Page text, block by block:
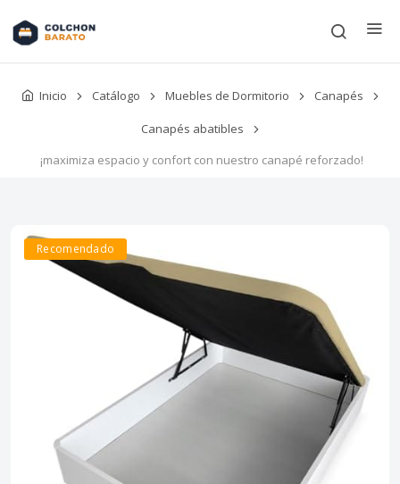
Inicio Catálogo Muebles de Dormitorio Canapés
Canapés abatibles
¡maximiza espacio y confort con nuestro canapé reforzado!
Recomendado